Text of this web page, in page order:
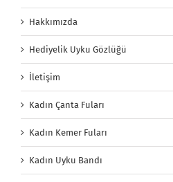
Hakkımızda
Hediyelik Uyku Gözlüğü
İletişim
Kadın Çanta Fuları
Kadın Kemer Fuları
Kadın Uyku Bandı